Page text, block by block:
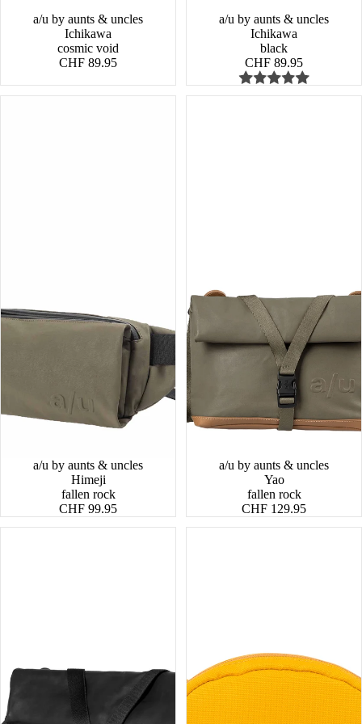
a/u by aunts & uncles
Ichikawa
cosmic void
CHF 89.95
a/u by aunts & uncles
Ichikawa
black
CHF 89.95
a/u by aunts & uncles
Himeji
fallen rock
CHF 99.95
a/u by aunts & uncles
Yao
fallen rock
CHF 129.95